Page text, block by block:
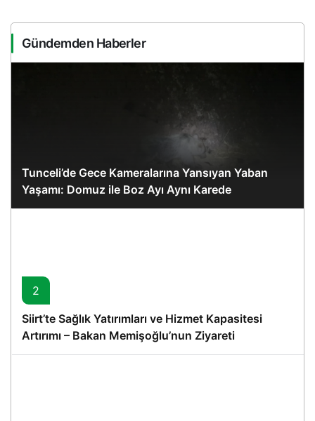
Gündemden Haberler
Tunceli’de Gece Kameralarına Yansıyan Yaban
Yaşamı: Domuz ile Boz Ayı Aynı Karede
2
Siirt’te Sağlık Yatırımları ve Hizmet Kapasitesi
Artırımı – Bakan Memişoğlu’nun Ziyareti